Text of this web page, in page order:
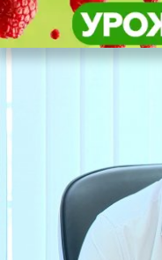
Спикеры
Спикеры